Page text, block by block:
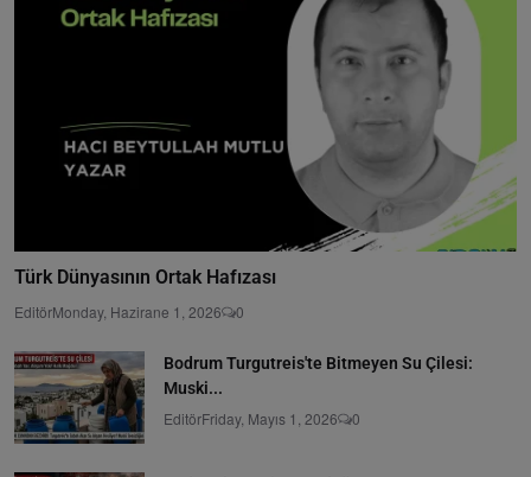
Türk Dünyasının Ortak Hafızası
EditörMonday, Hazirane 1, 2026 0
Bodrum Turgutreis'te Bitmeyen Su Çilesi:
Muski...
EditörFriday, Mayıs 1, 2026 0